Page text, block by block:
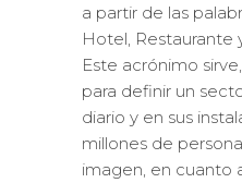
a partir de las
Hotel, Restaurante
Este acrónimo
para definir un
diario y en sus
millones de
imagen, en cuanto